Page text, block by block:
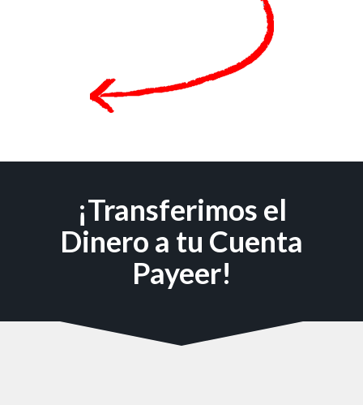
¡Transferimos el
Dinero a tu Cuenta
Payeer!